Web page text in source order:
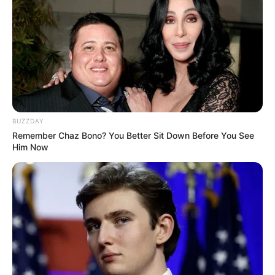
findet hier
Tipps für effektive Kapitalanlagen.
Wäre es nicht besser, wenn sich die Präsidenten und
Generäle mit Knüppeln gegenseitig erschlagen würden,
statt mit ihren Herdenarmeen so viele andere Menschen
zu ermorden?
Quermania folgen: Impressum & Kontakt
Smartphone Startseite
Suchen:
BUZZDAY
Remember Chaz Bono? You Better Sit Down Before You See
Him Now